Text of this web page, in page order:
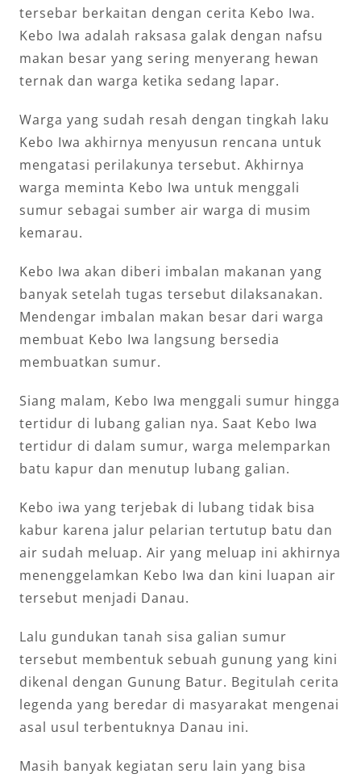
tersebar berkaitan dengan cerita Kebo Iwa.
Kebo Iwa adalah raksasa galak dengan nafsu
makan besar yang sering menyerang hewan
ternak dan warga ketika sedang lapar.
Warga yang sudah resah dengan tingkah laku
Kebo Iwa akhirnya menyusun rencana untuk
mengatasi perilakunya tersebut. Akhirnya
warga meminta Kebo Iwa untuk menggali
sumur sebagai sumber air warga di musim
kemarau.
Kebo Iwa akan diberi imbalan makanan yang
banyak setelah tugas tersebut dilaksanakan.
Mendengar imbalan makan besar dari warga
membuat Kebo Iwa langsung bersedia
membuatkan sumur.
Siang malam, Kebo Iwa menggali sumur hingga
tertidur di lubang galian nya. Saat Kebo Iwa
tertidur di dalam sumur, warga melemparkan
batu kapur dan menutup lubang galian.
Kebo iwa yang terjebak di lubang tidak bisa
kabur karena jalur pelarian tertutup batu dan
air sudah meluap. Air yang meluap ini akhirnya
menenggelamkan Kebo Iwa dan kini luapan air
tersebut menjadi Danau.
Lalu gundukan tanah sisa galian sumur
tersebut membentuk sebuah gunung yang kini
dikenal dengan Gunung Batur. Begitulah cerita
legenda yang beredar di masyarakat mengenai
asal usul terbentuknya Danau ini.
Masih banyak kegiatan seru lain yang bisa